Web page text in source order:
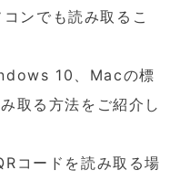
ンでも読み取るこ
10、Macの標
取る方法をご紹介し
コードを読み取る場